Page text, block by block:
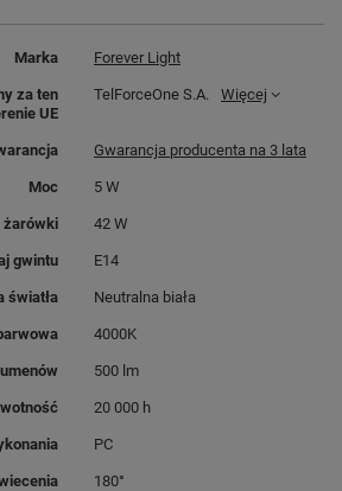
Marka Forever Light
za ten
UE
TelForceOne S.A. Więcej
Gwarancja producenta na 3 lata
Moc 5 W
żarówki 42 W
gwintu E14
światła Neutralna biała
4000K
500 lm
20 000 h
PC
180°